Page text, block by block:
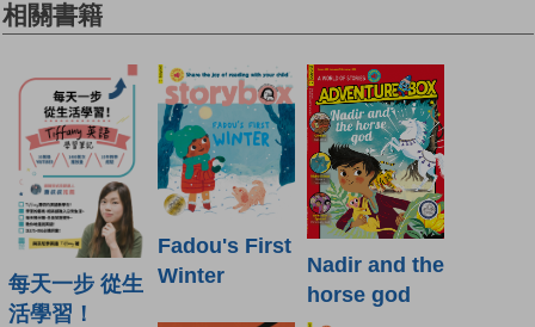
相關書籍
每天一步 從生
活學習！
Fadou's First
Winter
Nadir and the
horse god